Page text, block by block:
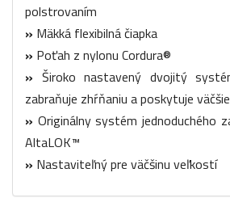
polstrovaním
» Mäkká flexibilná čiapka
» Poťah z nylonu Cordura®
» Široko nastavený dvojitý
zabraňuje zhŕňaniu a poskytuje
» Originálny systém jednoduchého
AltaLOK™
» Nastaviteľný pre väčšinu veľkostí